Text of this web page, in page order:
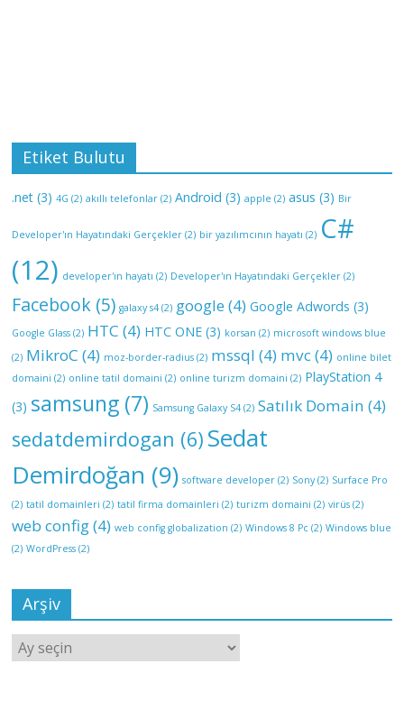
Etiket Bulutu
.net (3) 4G (2) akıllı telefonlar (2) Android (3) apple (2) asus (3) Bir
Developer'ın Hayatındaki Gerçekler (2) bir yazılımcının hayatı (2) C#
(12) developer'ın hayatı (2) Developer'ın Hayatındaki Gerçekler (2)
Facebook (5) galaxy s4 (2) google(4) Google Adwords (3)
Google Glass (2) HTC (4) HTC ONE (3) korsan (2) microsoft windows blue
(2) MikroC (4) moz-border-radius (2) mssql (4) mvc(4) online bilet
domaini (2) online tatil domaini (2) online turizm domaini (2) PlayStation 4
(3) samsung (7) Samsung Galaxy S4 (2) Satılık Domain (4)
sedatdemirdogan (6) Sedat
Demirdoğan (9) software developer (2) Sony(2) Surface Pro
(2) tatil domainleri (2) tatil firma domainleri (2) turizm domaini (2) virüs (2)
web config(4) web config globalization (2) Windows 8 Pc (2) Windows blue
(2) WordPress (2)
Arşiv